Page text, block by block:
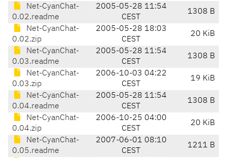
Net-CyanChat-
0.02.readme
2005-05-28 11:54
CEST
1308 B
Net-CyanChat-
0.02.zip
2005-05-28 18:03
CEST
20 KiB
Net-CyanChat-
0.03.readme
2005-05-28 11:54
CEST
1308 B
Net-CyanChat-
0.03.zip
2006-10-03 04:22
CEST
19 KiB
Net-CyanChat-
0.04.readme
2005-05-28 11:54
CEST
1308 B
Net-CyanChat-
0.04.zip
2006-10-25 04:00
CEST
20 KiB
Net-CyanChat-
0.05.readme
2007-06-01 08:10
CEST
1211 B